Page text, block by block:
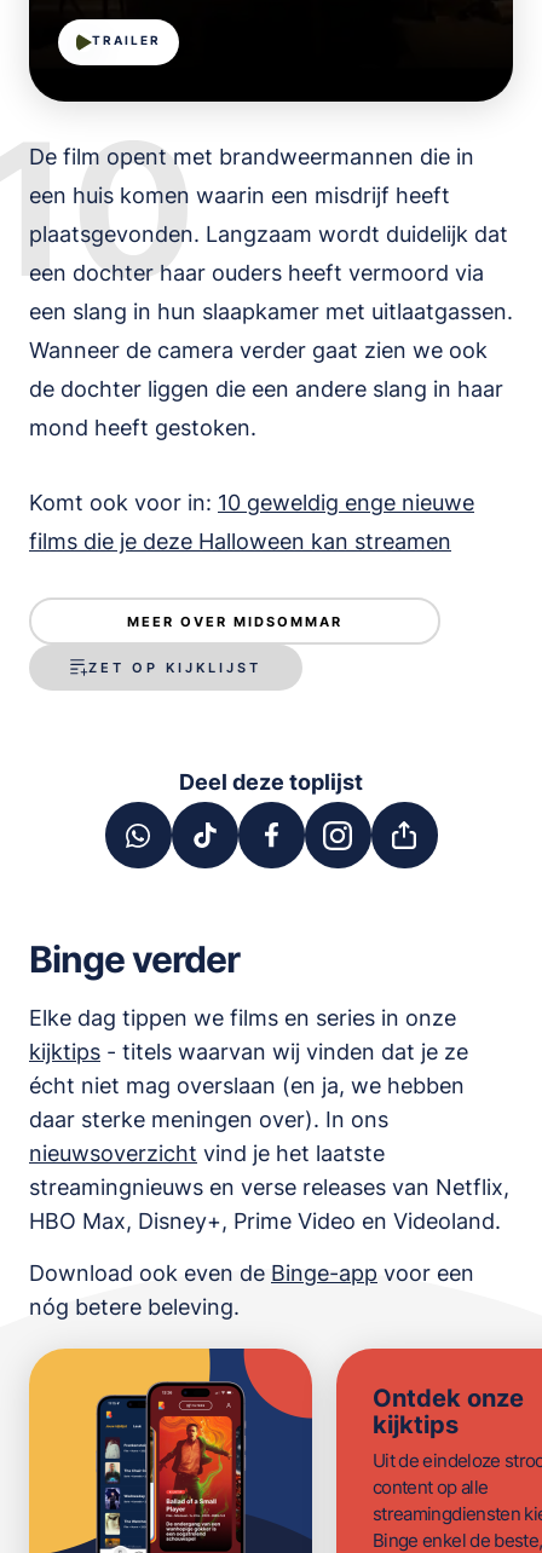
TRAILER
De film opent met brandweermannen die in
een huis komen waarin een misdrijf heeft
plaatsgevonden. Langzaam wordt duidelijk dat
een dochter haar ouders heeft vermoord via
een slang in hun slaapkamer met uitlaatgassen.
Wanneer de camera verder gaat zien we ook
de dochter liggen die een andere slang in haar
mond heeft gestoken.
Komt ook voor in: 10 geweldig enge nieuwe
films die je deze Halloween kan streamen
MEER OVER MIDSOMMAR
ZET OP KIJKLIJST
Deel deze toplijst
Binge verder
Elke dag tippen we films en series in onze
kijktips - titels waarvan wij vinden dat je ze
écht niet mag overslaan (en ja, we hebben
daar sterke meningen over). In ons
nieuwsoverzicht vind je het laatste
streamingnieuws en verse releases van Netflix,
HBO Max, Disney+, Prime Video en Videoland.
Download ook even de Binge-app voor een
nóg betere beleving.
Ontdek onze
kijktips
Uit de eindeloze
content op alle
streamingdiensten
Binge enkel de beste,